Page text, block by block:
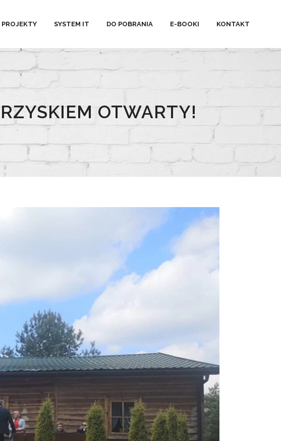
PROJEKTY SYSTEM IT DO POBRANIA E-BOOKI KONTAKT
OTWARTY!